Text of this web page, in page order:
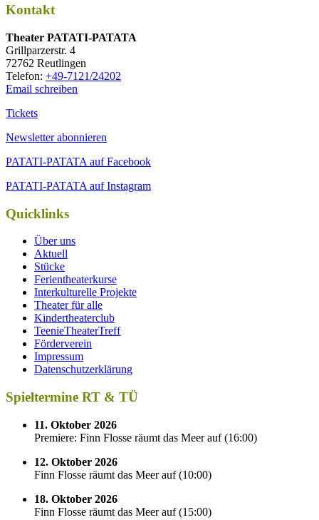
Kontakt
Thea­ter PATATI-PATATA
Grill­par­zer­str. 4
72762 Reutlingen
Tele­fon: +49-7121/24202
Email schreiben
Tickets
Newsletter abonnieren
PATATI-PATATA auf Facebook
PATATI-PATATA auf Instagram
Quicklinks
Über uns
Aktuell
Stücke
Ferientheaterkurse
Interkulturelle Projekte
Theater für alle
Kindertheaterclub
TeenieTheaterTreff
Förderverein
Impressum
Datenschutzerklärung
Spieltermine RT & TÜ
11. Oktober 2026
Premiere: Finn Flosse räumt das Meer auf(16:00)
12. Oktober 2026
Finn Flosse räumt das Meer auf(10:00)
18. Oktober 2026
Finn Flosse räumt das Meer auf(15:00)